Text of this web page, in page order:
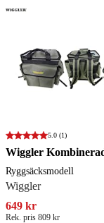
5.0 (1)
Ryggsäcksmodell
Wiggler
649 kr
Rek. pris 809 kr